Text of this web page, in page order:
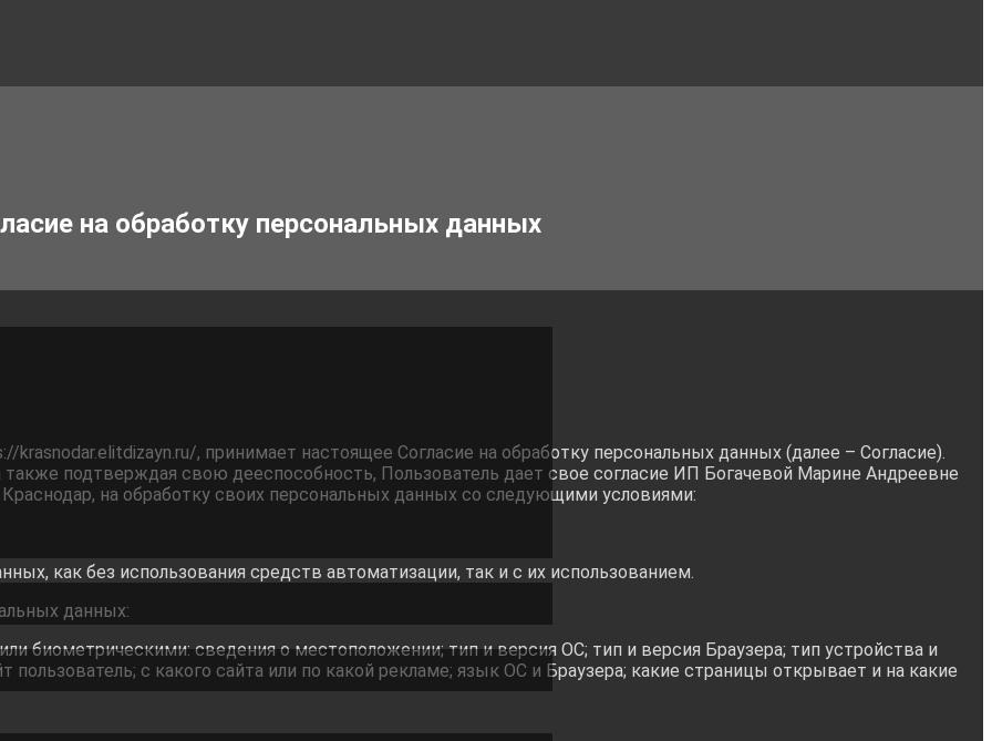
на обработку персональных данных
krasnodar.elitdizayn.ru/, принимает настоящее Согласие на обработку персональных данных (далее – Согласие).
подтверждая свою дееспособность, Пользователь дает свое согласие ИП Богачевой Марине Андреевне
на обработку своих персональных данных со следующими условиями:
как без использования средств автоматизации, так и с их использованием.
данных:
биометрическими: сведения о местоположении; тип и версия ОС; тип и версия Браузера; тип устройства и
пользователь; с какого сайта или по какой рекламе; язык ОС и Браузера; какие страницы открывает и на какие